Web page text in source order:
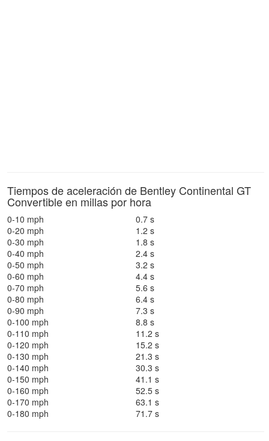
Tiempos de aceleración de Bentley Continental GT
Convertible en millas por hora
0-10 mph
0.7 s
0-20 mph
1.2 s
0-30 mph
1.8 s
0-40 mph
2.4 s
0-50 mph
3.2 s
0-60 mph
4.4 s
0-70 mph
5.6 s
0-80 mph
6.4 s
0-90 mph
7.3 s
0-100 mph
8.8 s
0-110 mph
11.2 s
0-120 mph
15.2 s
0-130 mph
21.3 s
0-140 mph
30.3 s
0-150 mph
41.1 s
0-160 mph
52.5 s
0-170 mph
63.1 s
0-180 mph
71.7 s